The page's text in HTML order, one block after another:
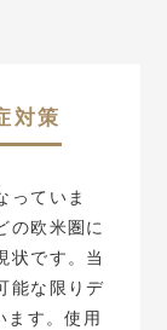
対策
っていま
の欧米圏に
状です。当
能な限りデ
ます。使用